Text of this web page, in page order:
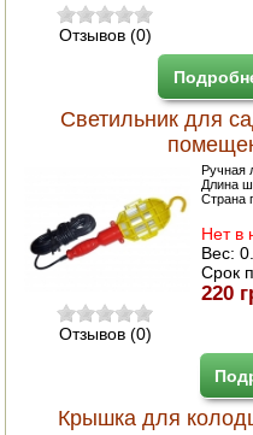
Отзывов (0)
Светильник для
Отзывов (0)
Ручная
Длина
Страна
Нет в
Вес:
Срок
220
Крышка для